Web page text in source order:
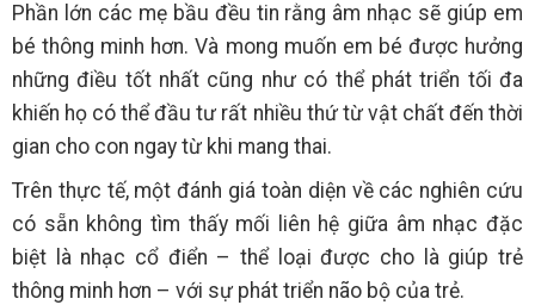
Phần lớn các mẹ bầu đều tin rằng âm nhạc sẽ giúp em
bé thông minh hơn. Và mong muốn em bé được hưởng
những điều tốt nhất cũng như có thể phát triển tối đa
khiến họ có thể đầu tư rất nhiều thứ từ vật chất đến thời
gian cho con ngay từ khi mang thai.
Trên thực tế, một đánh giá toàn diện về các nghiên cứu
có sẵn không tìm thấy mối liên hệ giữa âm nhạc đặc
biệt là nhạc cổ điển – thể loại được cho là giúp trẻ
thông minh hơn – với sự phát triển não bộ của trẻ.